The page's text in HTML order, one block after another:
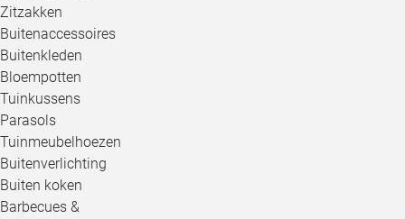
Zitzakken
Buitenaccessoires
Buitenkleden
Bloempotten
Tuinkussens
Parasols
Tuinmeubelhoezen
Buitenverlichting
Buiten koken
Barbecues &